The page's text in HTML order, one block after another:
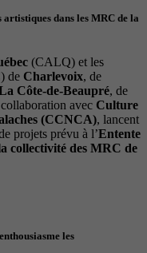
dans les MRC de la
(CALQ) et les
de Charlevoix, de
Côte-de-Beaupré, de
avec Culture
(CCNCA), lancent
projets prévu à l’Entente
collectivité des MRC de
les